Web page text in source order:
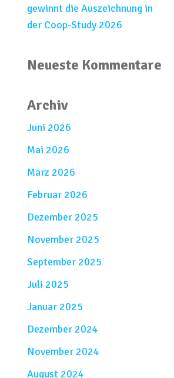
gewinnt die Auszeichnung in
der Coop-Study 2026
Neueste Kommentare
Archiv
Juni 2026
Mai 2026
März 2026
Februar 2026
Dezember 2025
November 2025
September 2025
Juli 2025
Januar 2025
Dezember 2024
November 2024
August 2024